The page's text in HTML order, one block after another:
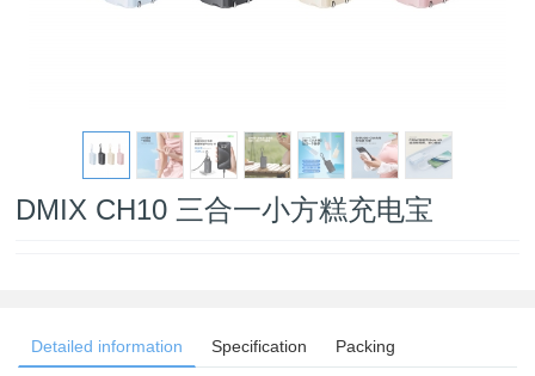
DMIX CH10 三合一小方糕充电宝
Detailed information Specification Packing